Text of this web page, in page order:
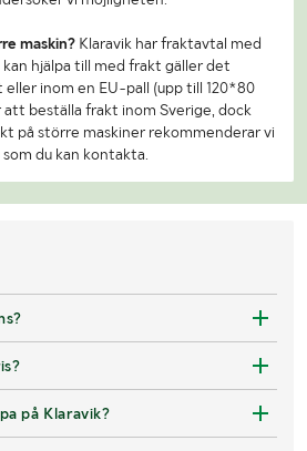
maskin? Klaravik har fraktavtal med
hjälpa till med frakt gäller det
inom en EU-pall (upp till 120*80
att beställa frakt inom Sverige, dock
på större maskiner rekommenderar vi
du kan kontakta.
på Klaravik?